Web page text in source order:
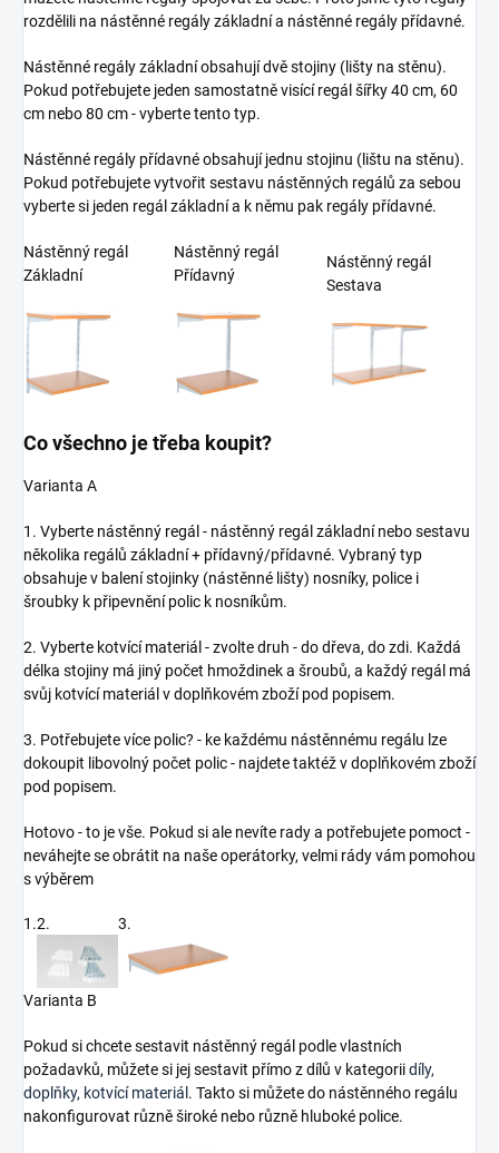
rozdělili na nástěnné regály základní a nástěnné regály přídavné.
Nástěnné regály základní obsahují dvě stojiny (lišty na stěnu).
Pokud potřebujete jeden samostatně visící regál šířky 40 cm, 60
cm nebo 80 cm - vyberte tento typ.
Nástěnné regály přídavné obsahují jednu stojinu (lištu na stěnu).
Pokud potřebujete vytvořit sestavu nástěnných regálů za sebou
vyberte si jeden regál základní a k němu pak regály přídavné.
Nástěnný regál
Základní
Nástěnný regál
Přídavný
Nástěnný regál
Sestava
Co všechno je třeba koupit?
Varianta A
1. Vyberte nástěnný regál - nástěnný regál základní nebo sestavu
několika regálů základní + přídavný/přídavné. Vybraný typ
obsahuje v balení stojinky (nástěnné lišty) nosníky, police i
šroubky k připevnění polic k nosníkům.
2. Vyberte kotvící materiál - zvolte druh - do dřeva, do zdi. Každá
délka stojiny má jiný počet hmoždinek a šroubů, a každý regál má
svůj kotvící materiál v doplňkovém zboží pod popisem.
3. Potřebujete více polic? - ke každému nástěnnému regálu lze
dokoupit libovolný počet polic - najdete taktéž v doplňkovém zboží
pod popisem.
Hotovo - to je vše. Pokud si ale nevíte rady a potřebujete pomoct -
neváhejte se obrátit na naše operátorky, velmi rády vám pomohou
s výběrem
1.2. 3.
Varianta B
Pokud si chcete sestavit nástěnný regál podle vlastních
požadavků, můžete si jej sestavit přímo z dílů v kategoriidíly,
doplňky, kotvící materiál . Takto si můžete do nástěnného regálu
nakonfigurovat různě široké nebo různě hluboké police.